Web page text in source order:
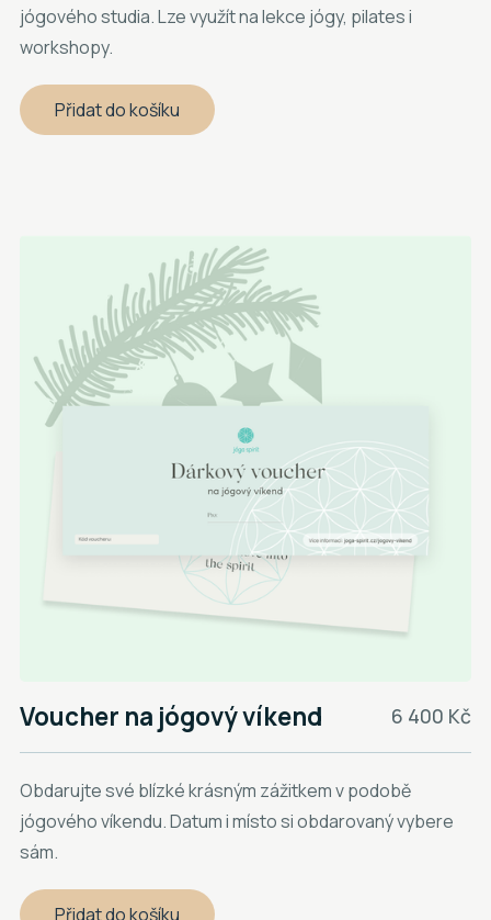
jógového studia. Lze využít na lekce jógy, pilates i
workshopy.
Voucher na jógový víkend 6 400 Kč
Obdarujte své blízké krásným zážitkem v podobě
jógového víkendu. Datum i místo si obdarovaný vybere
sám.